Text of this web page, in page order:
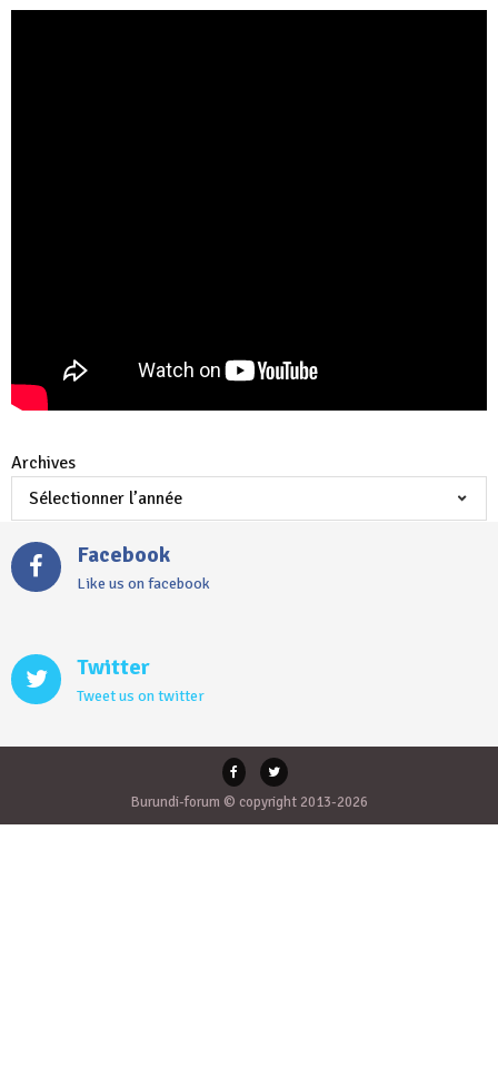
Archives
Facebook
Like us on facebook
Twitter
Tweet us on twitter
Burundi-forum © copyright 2013-2026